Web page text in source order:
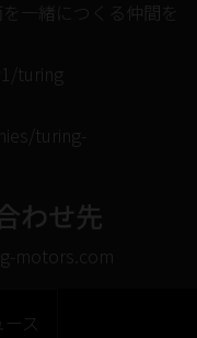
⼀緒につくる仲間を
turing
turing-
わせ先
motors.com
ス